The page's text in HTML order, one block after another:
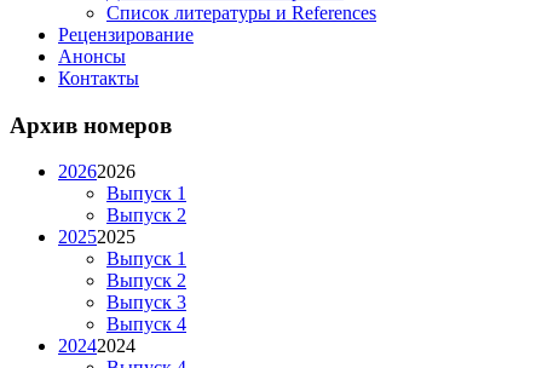
Список литературы и References
Рецензирование
Анонсы
Контакты
Архив номеров
20262026
Выпуск 1
Выпуск 2
20252025
Выпуск 1
Выпуск 2
Выпуск 3
Выпуск 4
20242024